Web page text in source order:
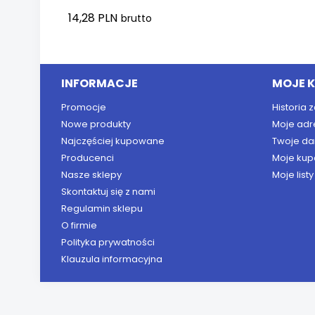
14,28 PLN brutto
INFORMACJE
Promocje
Nowe produkty
Najczęściej kupowane
Producenci
Nasze sklepy
Skontaktuj się z nami
Regulamin sklepu
O firmie
Polityka prywatności
Klauzula informacyjna
MOJE
Historia
Moje
Twoje
Moje
Moje